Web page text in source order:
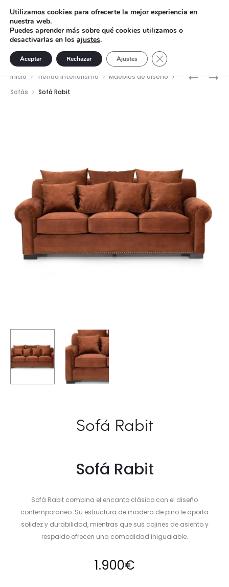
CABEZA
MESA
Inicio Tienda interiorismo
Muebles de diseño
Sofás
Sofá Rabit
Sofá Rabit
Sofá Rabit
Sofá Rabit combina el encanto clásico con el diseño
contemporáneo. Su estructura de madera de pino le aporta
solidez y durabilidad, mientras que sus cojines de asiento y
respaldo ofrecen una comodidad inigualable.
1.900€
Utilizamos cookies para ofrecerte la mejor experiencia en
nuestra web.
Puedes aprender más sobre qué cookies utilizamos o
desactivarlas en los ajustes.
Aceptar Rechazar Ajustes Cerrar el banner de